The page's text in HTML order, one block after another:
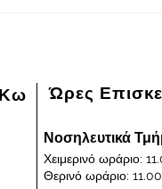
Κω Ώρες
Νοσηλευτικά
Χειμερινό ωράριο:
Θερινό ωράριο: